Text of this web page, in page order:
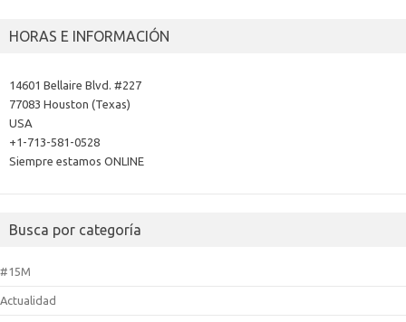
HORAS E INFORMACIÓN
14601 Bellaire Blvd. #227
77083 Houston (Texas)
USA
+1-713-581-0528
Siempre estamos ONLINE
Busca por categoría
#15M
Actualidad